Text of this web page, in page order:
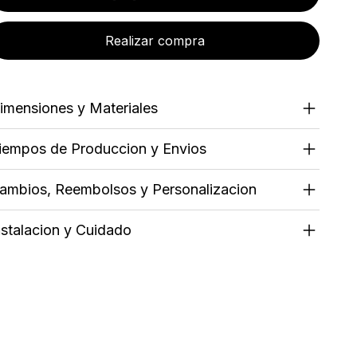
Realizar compra
y Materiales
de Produccion y Envios
Reembolsos y Personalizacion
y Cuidado